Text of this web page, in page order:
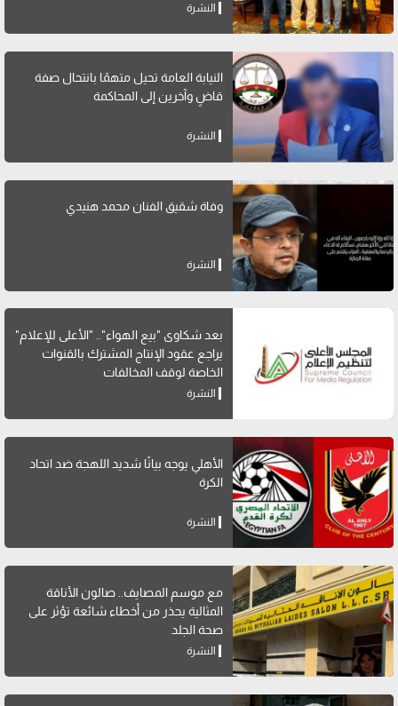
النشرة
النيابة العامة تحيل متهمًا بانتحال صفة
قاضٍ وآخرين إلى المحاكمة
النشرة
وفاة شقيق الفنان محمد هنيدي
النشرة
بعد شكاوى "بيع الهواء".. "الأعلى للإعلام"
يراجع عقود الإنتاج المشترك بالقنوات
الخاصة لوقف المخالفات
النشرة
الأهلي يوجه بيانًا شديد اللهجة ضد اتحاد
الكرة
النشرة
مع موسم المصايف.. صالون الأناقة
المثالية يحذر من أخطاء شائعة تؤثر على
صحة الجلد
النشرة